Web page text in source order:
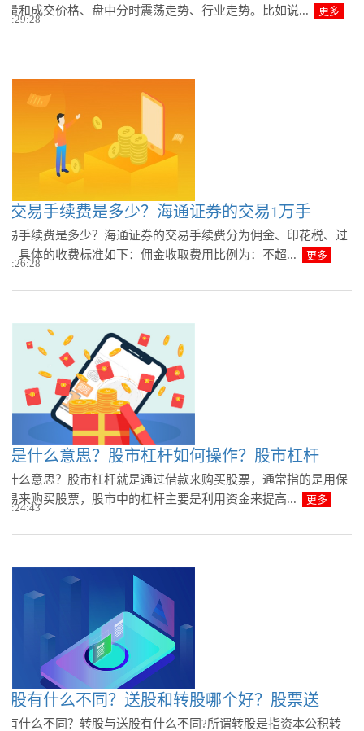
量和成交价格、盘中分时震荡走势、行业走势。比如说...
更多
交易手续费是多少？海通证券的交易1万手
易手续费是多少？海通证券的交易手续费分为佣金、印花税、过
，具体的收费标准如下：佣金收取费用比例为：不超...
更多
是什么意思？股市杠杆如何操作？股市杠杆
什么意思？股市杠杆就是通过借款来购买股票，通常指的是用保
易来购买股票，股市中的杠杆主要是利用资金来提高...
更多
股有什么不同？送股和转股哪个好？股票送
有什么不同？转股与送股有什么不同?所谓转股是指资本公积转